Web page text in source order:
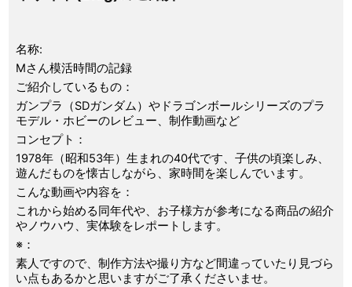
名称:
Mさん模活時間の記録
ご紹介しているもの：
ガンプラ（SDガンダム）やドラゴンボールシリーズのプラ
モデル・ホビーのレビュー、制作動画など
コンセプト：
1978年（昭和53年）生まれの40代です、子供の頃楽しみ、
遊んだものを懐古しながら、家時間を楽しんでいます。
こんな動画や内容を：
これから始める同年代や、お子様方が参考になる商品の紹介
やノウハウ、実体験をレポートします。
※：
素人ですので、制作方法や撮り方など間違っていたり見づら
い点もあるかと思いますがご了承くださいませ。